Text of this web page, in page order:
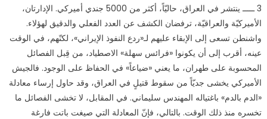
3 ـــــ ينتشر في العراق، حاليّاً، أكثر من 5000 جندي أميركي. الإدارتان،
الأميركيّة والعراقيّة، ترفضان الكشف عن العدد الفعلي والدقيق لهؤلاء.
واشنطن تسعى إلى الإبقاء عليهم لـ«ردع النفوذ الإيراني»، لكنّهم، في الوقت
عينه، أقرب إلى أن يكونوا «فرائس سهلة» الاصطياد، من قِبل الفصائل
المحسوبة على طهران، ما يعني «ضياعاً» في الحفاظ على الوجود. فالجيش
الأميركي يخشى جديّاً من سقوط قتيلٍ في العراق، وقد حاول إرساء معادلة
«الدم بالدم» باغتياله المهندس سليماني. في المقابل، لا تخشى الفصائل ما
تخسره منذ ذلك الوقت. بالتالي، فإنّ المعادلة التي صيغت باتت فارغة